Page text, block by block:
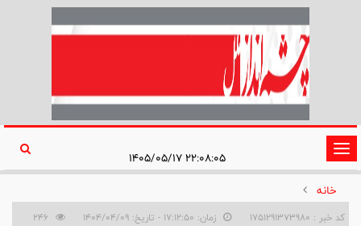
تغییر
وضعیت
ناوبری
۲۲:۰۸:۰۵ ۱۴۰۵/۰۵/۱۷
خانه
کد خبر : 1751291373980 زمان: ۱۷:۱۲:۵۰ - تاریخ: ۱۴۰۴/۰۴/۰۹